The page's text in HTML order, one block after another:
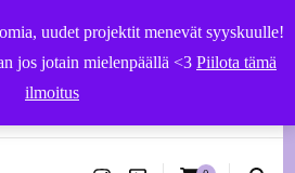
uudet projektit menevät syyskuulle!
jos jotain mielenpäällä <3 Piilota tämä
ilmoitus